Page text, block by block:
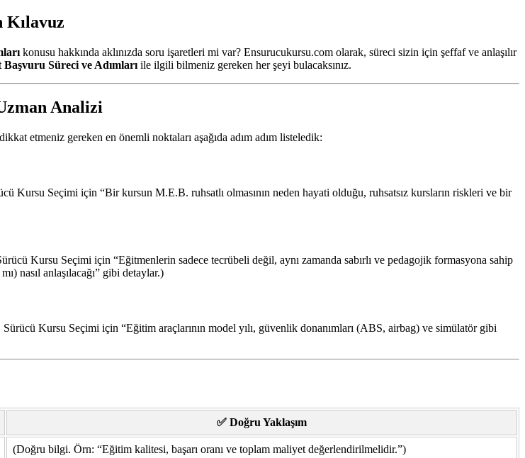
Kılavuz
konusu hakkında aklınızda soru işaretleri mi var? Ensurucukursu.com olarak, süreci sizin için şeffaf ve anlaşılır
Süreci ve Adımları ile ilgili bilmeniz gereken her şeyi bulacaksınız.
Analizi
etmeniz gereken en önemli noktaları aşağıda adım adım listeledik:
Kursu Seçimi için “Bir kursun M.E.B. ruhsatlı olmasının neden hayati olduğu, ruhsatsız kursların riskleri ve bir
Kursu Seçimi için “Eğitmenlerin sadece tecrübeli değil, aynı zamanda sabırlı ve pedagojik formasyona sahip
nasıl anlaşılacağı” gibi detaylar.)
Kursu Seçimi için “Eğitim araçlarının model yılı, güvenlik donanımları (ABS, airbag) ve simülatör gibi
✅ Doğru Yaklaşım
(Doğru bilgi. Örn: “Eğitim kalitesi, başarı oranı ve toplam maliyet değerlendirilmelidir.”)